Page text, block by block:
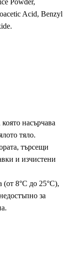
Powder,
Acid, Benzyl
насърчава
тяло.
търсещи
и изчистени
(от 8°C до 25°C),
за